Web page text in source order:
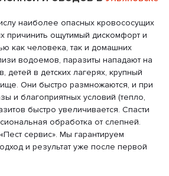
наиболее опасных кровососущих
причинить ощутимый дискомфорт и
как человека, так и домашних
водоемов, паразиты нападают на
детей в детских лагерях, крупный
Они быстро размножаются, и при
и благоприятных условий (тепло,
быстро увеличивается. Спасти
обработка от слепней.
сервис». Мы гарантируем
и результат уже после первой